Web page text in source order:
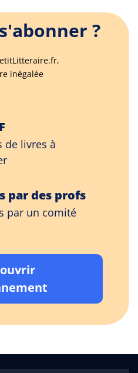
?
inégalée
de livres à
par des profs
par un comité